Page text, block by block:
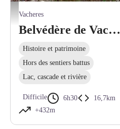
Bergerie - D.BERNARD - CD04
Vacheres
Belvédère de Vachères
Histoire et patrimoine
Hors des sentiers battus
Lac, cascade et rivière
Difficile 6h30
16,7km
+432m